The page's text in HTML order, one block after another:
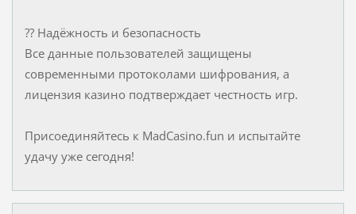
?? Надёжность и безопасность
Все данные пользователей защищены
современными протоколами шифрования, а
лицензия казино подтверждает честность игр.
Присоединяйтесь к MadCasino.fun и испытайте
удачу уже сегодня!